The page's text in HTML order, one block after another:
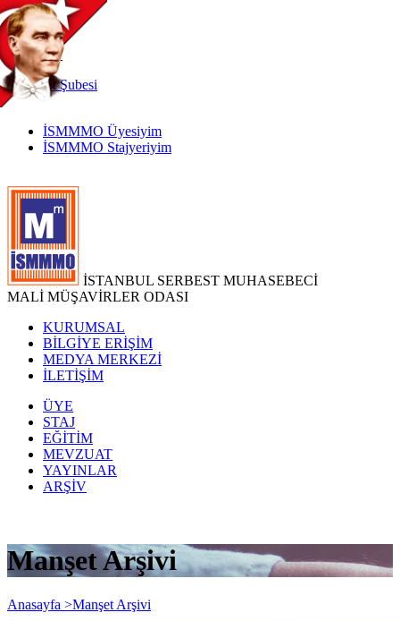
TR
|
EN
İnternetŞubesi
İSMMMO Üyesiyim
İSMMMO Stajyeriyim
İSTANBUL SERBEST MUHASEBECİ
MALİ MÜŞAVİRLER ODASI
KURUMSAL
BİLGİYE ERİŞİM
MEDYA MERKEZİ
İLETİŞİM
ÜYE
STAJ
EĞİTİM
MEVZUAT
YAYINLAR
ARŞİV
Manşet Arşivi
Anasayfa >Manşet Arşivi